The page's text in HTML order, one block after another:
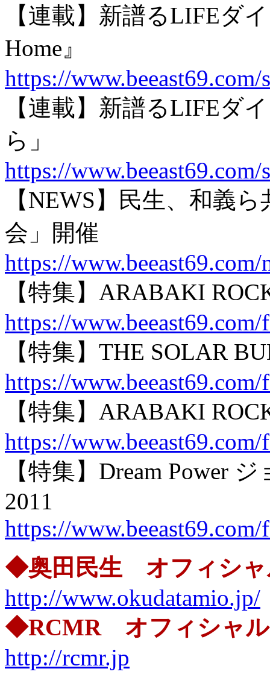
【連載】新譜るLIFEダ
Home』
https://
【連載】新譜るLIFEダ
ら」
https://
【NEWS】民生、和義
会」開催
https://
【特集】ARABAKI
https://www.beeast69.com/
【特集】THE SOLAR
https://www.beeast69.com/
【特集】ARABAKI
https://www.beeast69.com/
【特集】Dream Power
2011
https://www.beeast69.com/
◆奥田民生 オフィシャ
http://www.okudatamio.jp/
◆RCMR オフィシャル
http://rcmr.jp